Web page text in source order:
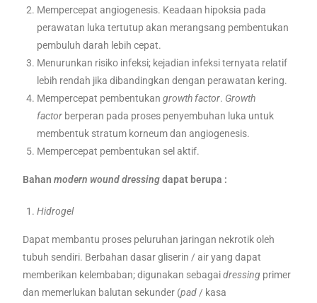
Mempercepat angiogenesis. Keadaan hipoksia pada
perawatan luka tertutup akan merangsang pembentukan
pembuluh darah lebih cepat.
Menurunkan risiko infeksi; kejadian infeksi ternyata relatif
lebih rendah jika dibandingkan dengan perawatan kering.
Mempercepat pembentukangrowth factor. Growth
factor berperan pada proses penyembuhan luka untuk
membentuk stratum korneum dan angiogenesis.
Mempercepat pembentukan sel aktif.
Bahanmodern wound dressingdapat berupa :
Hidrogel
Dapat membantu proses peluruhan jaringan nekrotik oleh
tubuh sendiri. Berbahan dasar gliserin / air yang dapat
memberikan kelembaban; digunakan sebagaidressing primer
dan memerlukan balutan sekunder (pad / kasa